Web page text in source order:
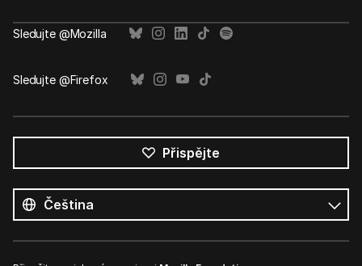
Sledujte @Mozilla
Sledujte @Firefox
Přispějte
jazyky
Jazyk